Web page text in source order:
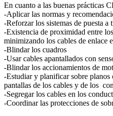
En cuanto a las buenas prácticas
-Aplicar las normas y
-Reforzar los sistemas de puesta a
-Existencia de proximidad entre
minimizando los cables de enlace
-Blindar los cuadros
-Usar cables apantallados con
-Blindar los accionamientos de
-Estudiar y planificar sobre planos
pantallas de los cables y de los
-Segregar los cables en los
-Coordinar las protecciones de